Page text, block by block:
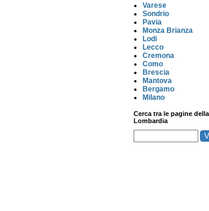
Varese
Sondrio
Pavia
Monza Brianza
Lodi
Lecco
Cremona
Como
Brescia
Mantova
Bergamo
Milano
Cerca tra le pagine della
Lombardia